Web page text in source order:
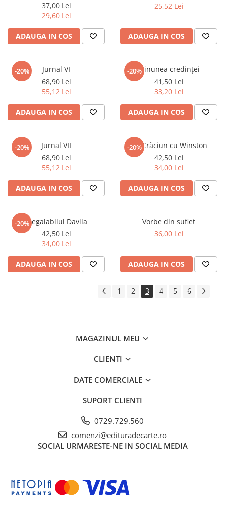
37,00 Lei
29,60 Lei
ADAUGA IN COS
25,52 Lei
ADAUGA IN COS
-20%
Jurnal VI
68,90 Lei
55,12 Lei
ADAUGA IN COS
-20%Minunea credinței
41,50 Lei
33,20 Lei
ADAUGA IN COS
-20%
Jurnal VII
68,90 Lei
55,12 Lei
ADAUGA IN COS
-20%
Un Crăciun cu Winston
42,50 Lei
34,00 Lei
ADAUGA IN COS
-20%Inegalabilul Davila
42,50 Lei
34,00 Lei
ADAUGA IN COS
Vorbe din suflet
36,00 Lei
ADAUGA IN COS
1 2 3 4 5 6
MAGAZINUL MEU
CLIENTI
DATE COMERCIALE
SUPORT CLIENTI
0729.729.560
comenzi@edituradecarte.ro
SOCIAL URMARESTE-NE IN SOCIAL MEDIA